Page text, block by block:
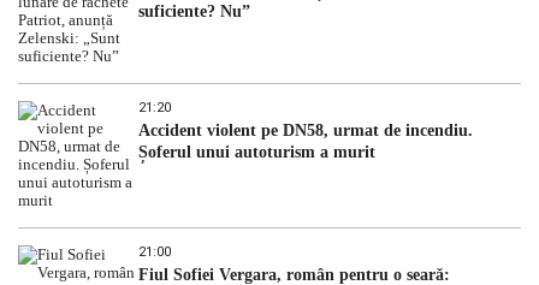
suficiente? Nu”
21:20
Accident violent pe DN58, urmat de incendiu.
Șoferul unui autoturism a murit
21:00
Fiul Sofiei Vergara, român pentru o seară: